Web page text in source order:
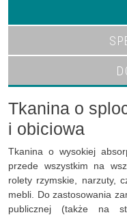
Tkanina o
i obiciowa
Tkanina o wysokiej
przede wszystkim na
rolety rzymskie, narzuty,
mebli. Do zastosowania
publicznej (także na